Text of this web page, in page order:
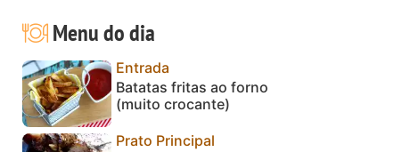
Menu do dia
Entrada
Batatas fritas ao forno
(muito crocante)
Prato Principal